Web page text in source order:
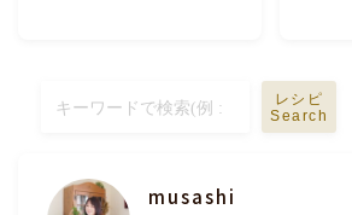
住・インテリア・小物・植物
離乳食・キッズメニュー
レシピ
Search
musashi